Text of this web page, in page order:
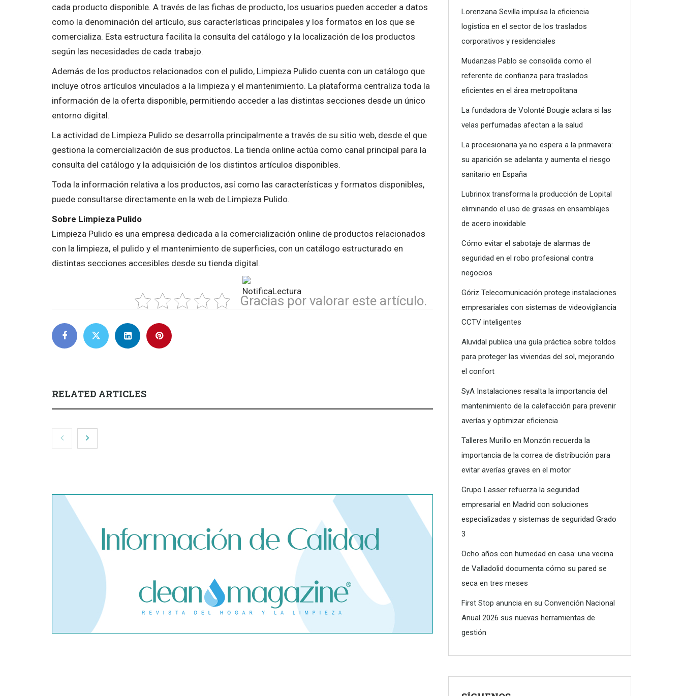
cada producto disponible. A través de las fichas de producto, los usuarios pueden acceder a datos
como la denominación del artículo, sus características principales y los formatos en los que se
comercializa. Esta estructura facilita la consulta del catálogo y la localización de los productos
según las necesidades de cada trabajo.
Además de los productos relacionados con el pulido, Limpieza Pulido cuenta con un catálogo que
incluye otros artículos vinculados a la limpieza y el mantenimiento. La plataforma centraliza toda la
información de la oferta disponible, permitiendo acceder a las distintas secciones desde un único
entorno digital.
La actividad de Limpieza Pulido se desarrolla principalmente a través de su sitio web, desde el que
gestiona la comercialización de sus productos. La tienda online actúa como canal principal para la
consulta del catálogo y la adquisición de los distintos artículos disponibles.
Toda la información relativa a los productos, así como las características y formatos disponibles,
puede consultarse directamente en la web de Limpieza Pulido.
Sobre Limpieza Pulido
Limpieza Pulido es una empresa dedicada a la comercialización online de productos relacionados
con la limpieza, el pulido y el mantenimiento de superficies, con un catálogo estructurado en
distintas secciones accesibles desde su tienda digital.
Gracias por valorar este artículo.
RELATED ARTICLES
El cofundador de Noctorial
adquiere Amadeux para
impulsar un modelo más claro
dentro del prop trading
privado ante un contagio de
hantavirus fuera de España
Dreame advierte: no todos los
purificadores de aire son
eficaces contra la alergia
Lorenzana Sevilla impulsa la eficiencia
logística en el sector de los traslados
corporativos y residenciales
Mudanzas Pablo se consolida como el
referente de confianza para traslados
eficientes en el área metropolitana
La fundadora de Volonté Bougie aclara si las
velas perfumadas afectan a la salud
La procesionaria ya no espera a la primavera:
su aparición se adelanta y aumenta el riesgo
sanitario en España
Lubrinox transforma la producción de Lopital
eliminando el uso de grasas en ensamblajes
de acero inoxidable
Cómo evitar el sabotaje de alarmas de
seguridad en el robo profesional contra
negocios
Góriz Telecomunicación protege instalaciones
empresariales con sistemas de videovigilancia
CCTV inteligentes
Aluvidal publica una guía práctica sobre toldos
para proteger las viviendas del sol, mejorando
el confort
SyA Instalaciones resalta la importancia del
mantenimiento de la calefacción para prevenir
averías y optimizar eficiencia
Talleres Murillo en Monzón recuerda la
importancia de la correa de distribución para
evitar averías graves en el motor
Grupo Lasser refuerza la seguridad
empresarial en Madrid con soluciones
especializadas y sistemas de seguridad Grado
3
Ocho años con humedad en casa: una vecina
de Valladolid documenta cómo su pared se
seca en tres meses
First Stop anuncia en su Convención Nacional
Anual 2026 sus nuevas herramientas de
gestión